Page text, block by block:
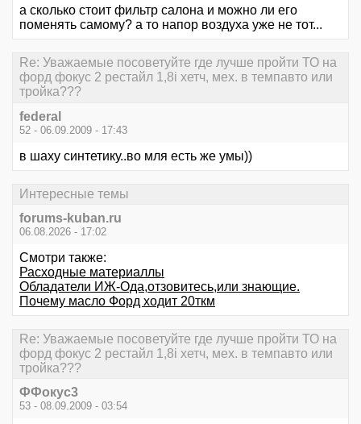
а сколько стоит фильтр салона и можно ли его
поменять самому? а то напор воздуха уже не тот...
Re: Уважаемые посоветуйте где лучше пройти ТО на
форд фокус 2 рестайл 1,8i хетч, мех. в темпавто или
тройка???
federal
52 - 06.09.2009 - 17:43
в шаху синтетику..во мля есть же умы))
Интересные темы
forums-kuban.ru
06.08.2026 - 17:02
Смотри также:
Расходные материаллы
Обладатели ИЖ-Ода,отзовитесь,или знающие.
Почему масло Форд ходит 20ткм
Re: Уважаемые посоветуйте где лучше пройти ТО на
форд фокус 2 рестайл 1,8i хетч, мех. в темпавто или
тройка???
ФФокус3
53 - 08.09.2009 - 03:54